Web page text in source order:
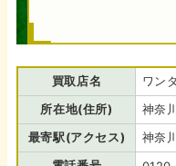
買取店名
ワン
所在地(住所)
神奈
最寄駅(アクセス)
神奈